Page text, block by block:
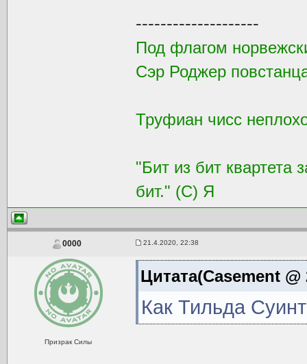
--------------------
Под флагом
Сэр Роджер
Труфиан чисс
"Бит из бит квартета
бит." (С) Я
0000 21.4.2020, 22:38
Призрак Силы
Цитата(Casement
Как Тильда